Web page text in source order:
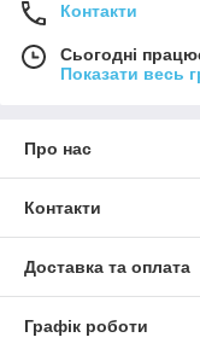
Контакти
Сьогодні
Показати весь
Про нас
Контакти
Доставка та оплата
Графік роботи